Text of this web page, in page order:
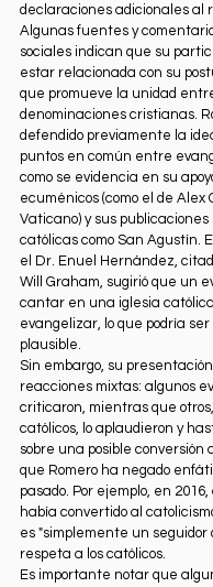
declaraciones adicionales al
Algunas fuentes y
sociales indican que su
estar relacionada con su
que promueve la unidad
denominaciones cristianas.
defendido previamente la
puntos en común entre
como se evidencia en su
ecuménicos (como el de Alex
Vaticano) y sus publicaciones
católicas como San Agustín.
el Dr. Enuel Hernández,
Will Graham, sugirió que un
cantar en una iglesia
evangelizar, lo que podría ser
plausible.
Sin embargo, su
reacciones mixtas: algunos
criticaron, mientras que
católicos, lo aplaudieron y
sobre una posible conversión
que Romero ha negado
pasado. Por ejemplo, en
había convertido al
es "simplemente un seguidor
respeta a los católicos.
Es importante notar que